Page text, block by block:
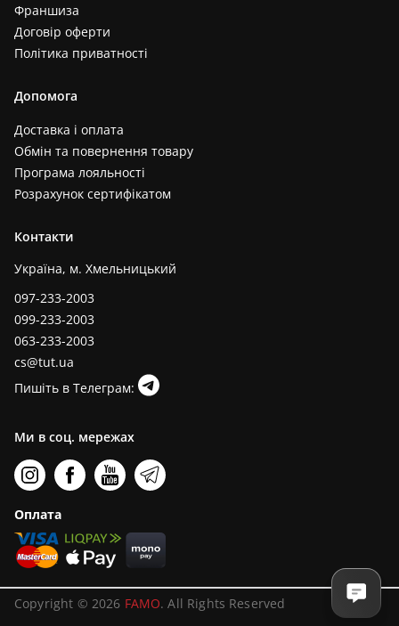
Франшиза
Договір оферти
Політика приватності
Допомога
Доставка і оплата
Обмін та повернення товару
Програма лояльності
Розрахунок сертифікатом
Контакти
Україна, м. Хмельницький
097-233-2003
099-233-2003
063-233-2003
cs@tut.ua
Пишіть в Телеграм:
Ми в соц. мережах
Оплата
Copyright © 2026 FAMO. All Rights Reserved